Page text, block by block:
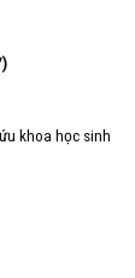
khoa học sinh